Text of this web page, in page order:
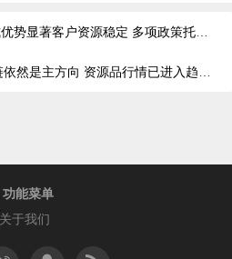
著客户资源稳定 多项政策托底市场空间广阔
主方向 资源品行情已进入趋势交易阶段
功能菜单
关于我们